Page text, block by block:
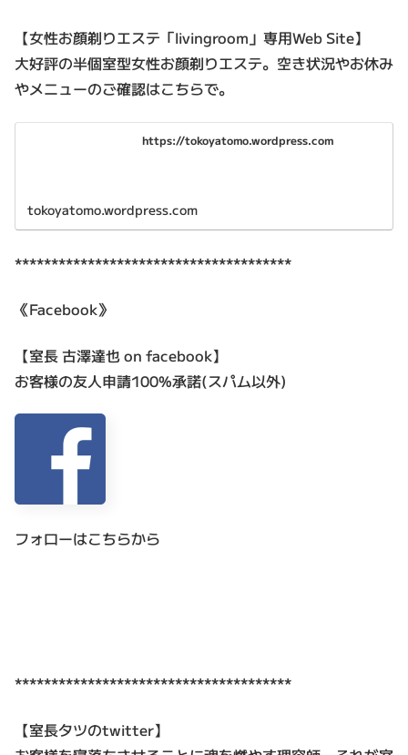
【女性お顔剃りエステ「livingroom」専用Web Site】
大好評の半個室型女性お顔剃りエステ。空き状況やお休み
やメニューのご確認はこちらで。
https://tokoyatomo.wordpress.com
tokoyatomo.wordpress.com
**************************************
《Facebook》
【室長 古澤達也 on facebook】
お客様の友人申請100%承諾(スパム以外)
フォローはこちらから
**************************************
【室長タツのtwitter】